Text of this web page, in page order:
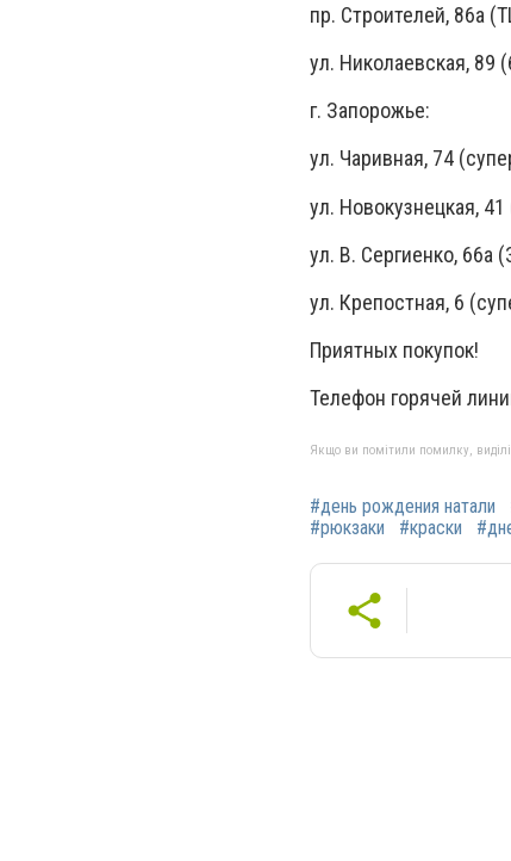
пр. Строителей, 86а
ул. Николаевская, 89
г. Запорожье:
ул. Чаривная, 74
ул. Новокузнецкая,
ул. В. Сергиенко, 66а
ул. Крепостная, 6
Приятных покупок!
Телефон горячей
Якщо ви помітили помилку,
#день рождения натали
#рюкзаки
#краски